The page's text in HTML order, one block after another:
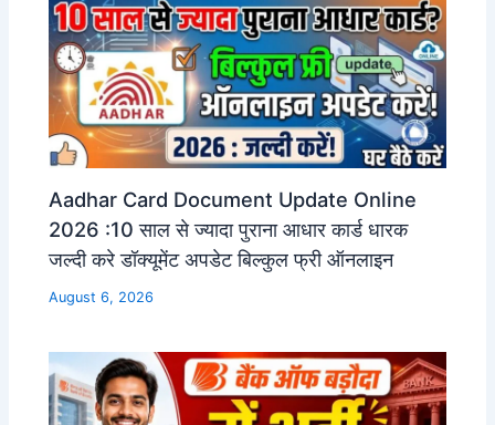
Aadhar Card Document Update Online
2026 :10 साल से ज्यादा पुराना आधार कार्ड धारक
जल्दी करे डॉक्यूमेंट अपडेट बिल्कुल फ्री ऑनलाइन
August 6, 2026